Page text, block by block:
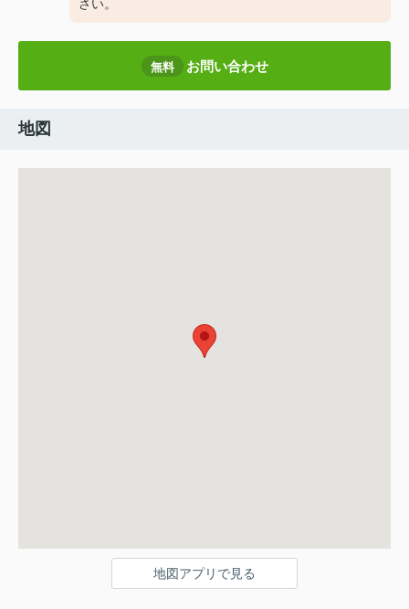
さい。
無料 お問い合わせ
地図
地図アプリで見る